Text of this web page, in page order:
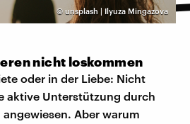
© unsplash | Ilyuza Mingazova
nicht loskommen
oder in der Liebe: Nicht
aktive Unterstützung durch
Aber warum